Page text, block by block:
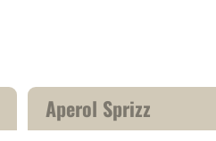
Aperol Sprizz